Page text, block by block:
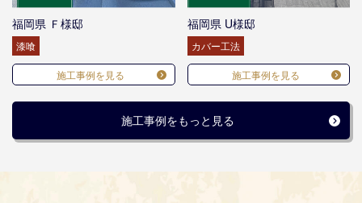
福岡県 Ｆ様邸
漆喰
施工事例を見る
福岡県 U様邸
カバー工法
施工事例を見る
施工事例をもっと見る